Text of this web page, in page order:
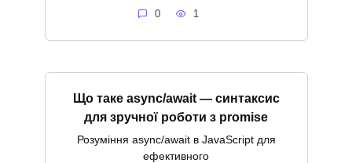
0 1
Що таке async/await — синтаксис
для зручної роботи з promise
Розуміння async/await в JavaScript для
ефективного